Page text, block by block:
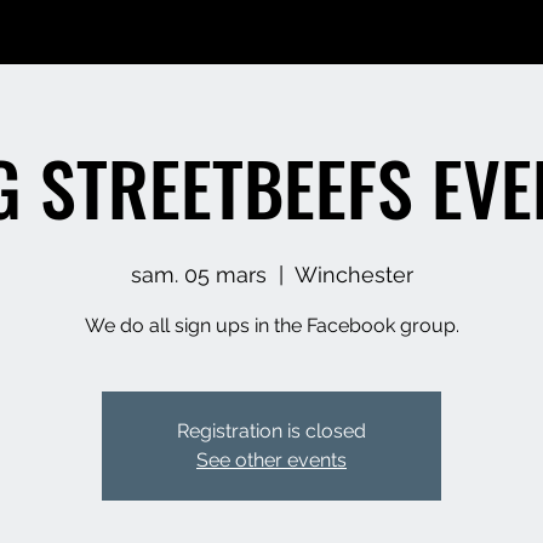
STREETBEEFS
sam. 05 mars Winchester
We do all sign ups in the Facebook group.
Registration is closed
See other events